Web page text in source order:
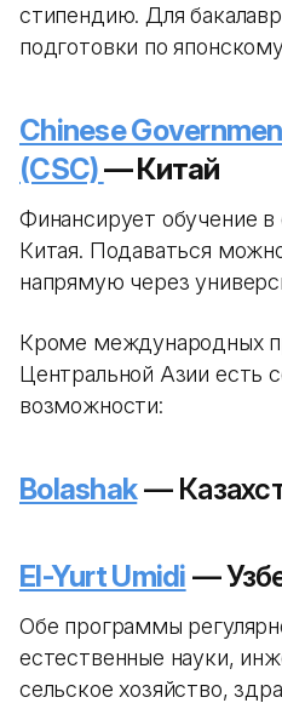
стипендию. Для
подготовки по
Chinese
(CSC)— Китай
Финансирует обучение в
Китая. Подаваться
напрямую через
Кроме международных
Центральной Азии есть
возможности:
Bolashak—
El-Yurt Umidi —
Обе программы
естественные науки,
сельское хозяйство,